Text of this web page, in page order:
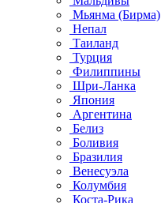
Мьянма (Бирма)
Непал
Таиланд
Турция
Филиппины
Шри-Ланка
Япония
Аргентина
Белиз
Боливия
Бразилия
Венесуэла
Колумбия
Коста-Рика